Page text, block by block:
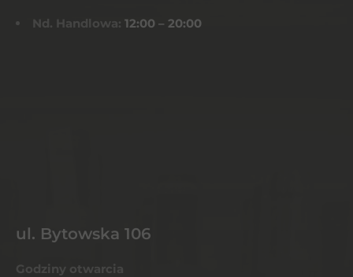
Nd. Handlowa: 12:00 – 20:00
ul. Bytowska 106
Godziny otwarcia